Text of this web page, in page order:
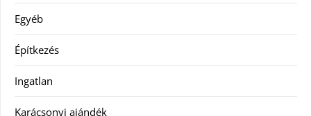
Egyéb
Építkezés
Ingatlan
Karácsonyi ajándék